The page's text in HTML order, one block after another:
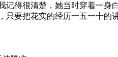
得很清楚，她当时穿着一身
把花实的经历一五一十的